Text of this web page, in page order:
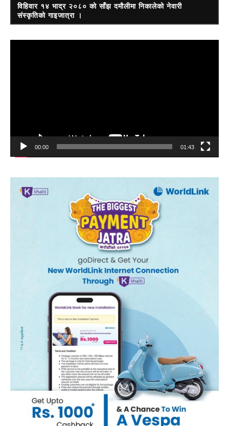
विहिवार १४ भाद्र २०८० को साँझ दमौलीमा निकालेको नेवारी
संस्कृतिको गाइजात्रा ।
00:00 01:43